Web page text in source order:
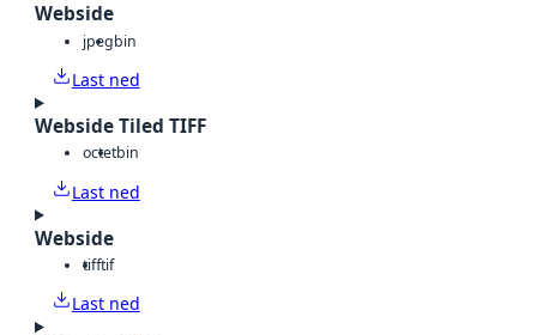
Webside
jpegbin
Last ned
Webside Tiled TIFF
octetbin
Last ned
Webside
tifftif
Last ned